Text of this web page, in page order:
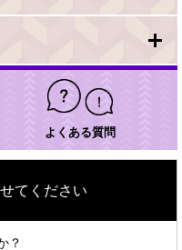
よくある質問
てください
？